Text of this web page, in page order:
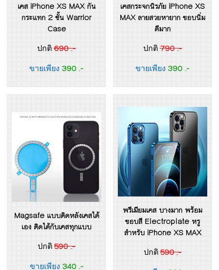
เคส iPhone XS MAX กัน
กระแทก 2 ชั้น Warrior
Case
ปกติ 690 .-
ขายเพียง 390 .-
เคสกระจกนิรภัย iPhone XS
MAX ลายสวยหายาก ขอบนิ่ม
ดีมาก
ปกติ 790 .-
ขายเพียง 390 .-
Magsafe แบบติดหลังเคสได้
เอง ติดได้กับเคสทุกแบบ
ปกติ 590 .-
ขายเพียง 340 .-
พรีเมียมเคส บางมาก พร้อม
ขอบสี Electroplate หรู
สำหรับ iPhone XS MAX
ปกติ 590 .-